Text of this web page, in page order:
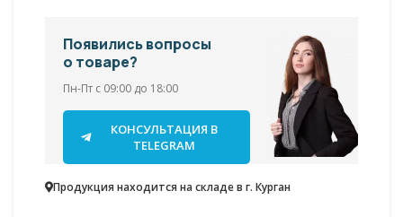
Появились вопросы
о товаре?
Пн-Пт с 09:00 до 18:00
КОНСУЛЬТАЦИЯ В
TELEGRAM
Продукция находится на складе в г. Курган